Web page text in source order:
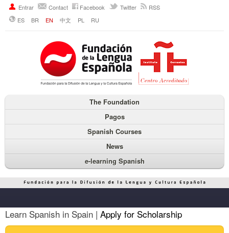
Entrar Contact Facebook Twitter
RSS
ES
BR EN 中文 PL RU
The Foundation
Pagos
Spanish Courses
News
e-learning Spanish
Learn Spanish in Spain | Apply for Scholarship